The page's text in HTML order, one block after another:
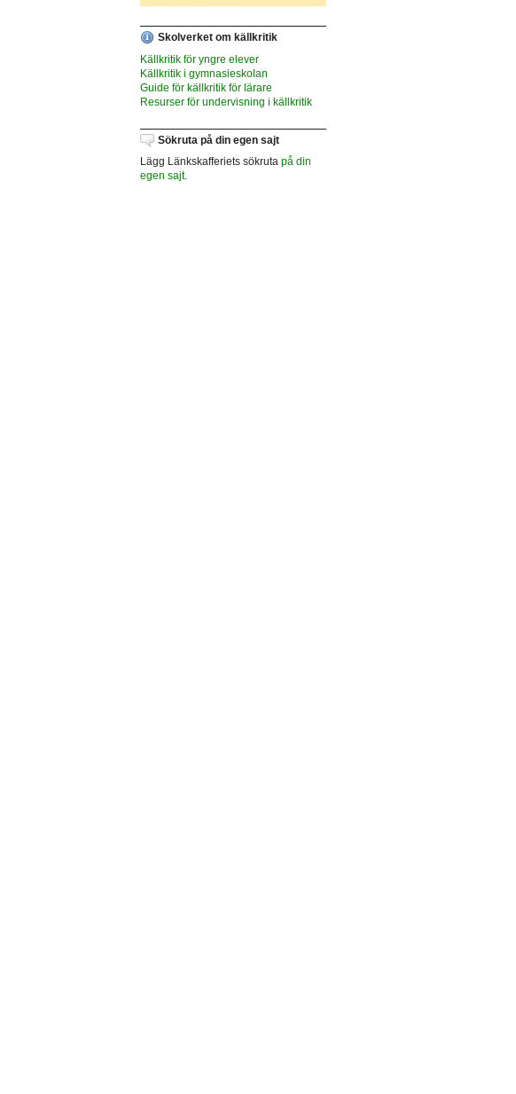
Skolverket om källkritik
Källkritik för yngre elever
Källkritik i gymnasieskolan
Guide för källkritik för lärare
Resurser för undervisning i källkritik
Sökruta på din egen sajt
Lägg Länkskafferiets sökruta på din
egen sajt.